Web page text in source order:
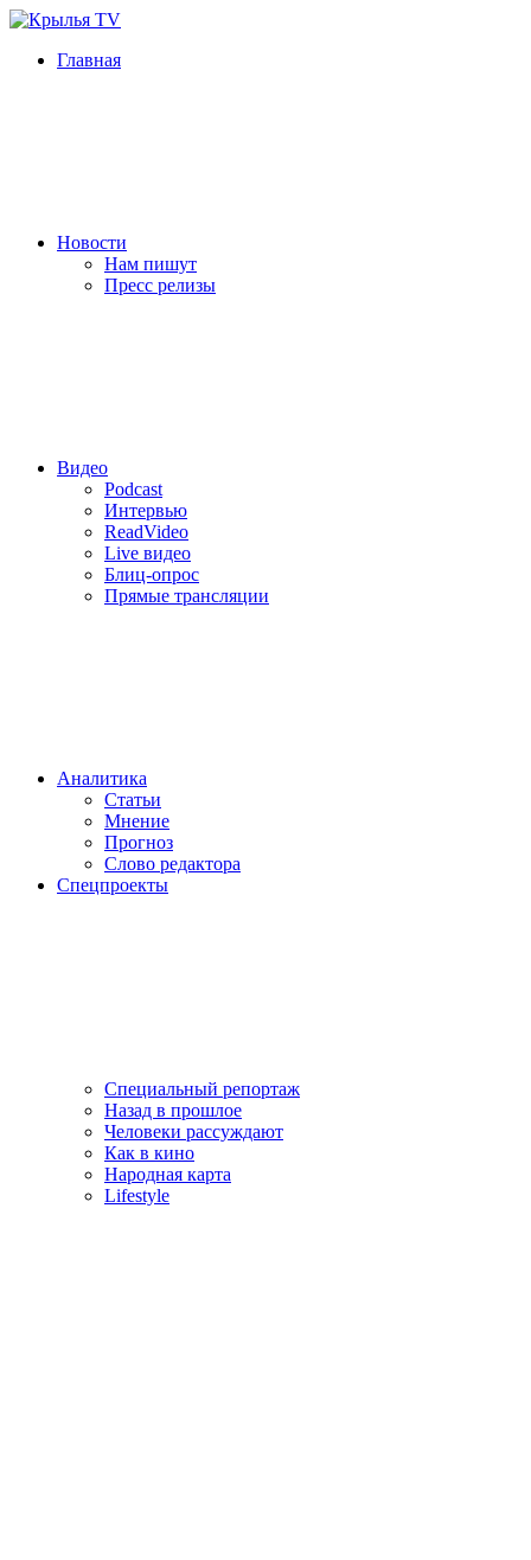
Главная
Новости
Нам пишут
Пресс релизы
Видео
Podcast
Интервью
ReadVideo
Live видео
Блиц-опрос
Прямые трансляции
Аналитика
Статьи
Мнение
Прогноз
Cлово редактора
Спецпроекты
Специальный репортаж
Назад в прошлое
Человеки рассуждают
Как в кино
Народная карта
Lifestyle